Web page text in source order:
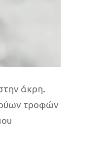
άκρη.
τροφών